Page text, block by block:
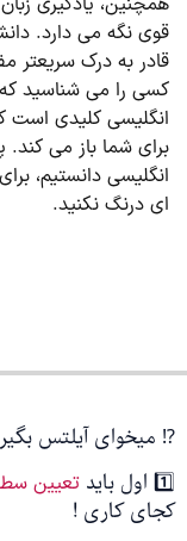
قوی نگه می­ دارد.
قادر به درک سریع­تر
کسی را می­ شناسید
انگلیسی کلیدی است
برای شما باز می­ کند.
انگلیسی دانستیم،
ای درنگ نکنید.
⁉️ میخوای آیلتس
1️⃣ اول باید
تعیین
کجای کاری !